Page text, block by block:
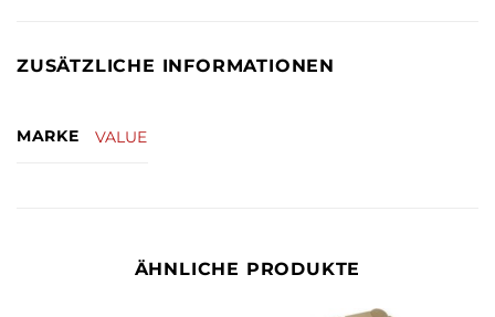
ZUSÄTZLICHE INFORMATIONEN
MARKE VALUE
ÄHNLICHE PRODUKTE